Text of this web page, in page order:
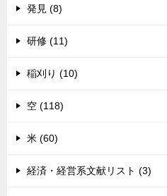
発見 (8)
研修 (11)
稲刈り (10)
空 (118)
米 (60)
経済・経営系文献リスト (3)